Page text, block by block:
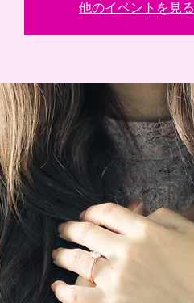
他のイベントを見る